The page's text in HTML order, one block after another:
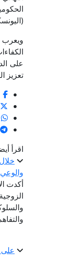
ويعرب
على
تعزيز
اقرأ
أكدت
على